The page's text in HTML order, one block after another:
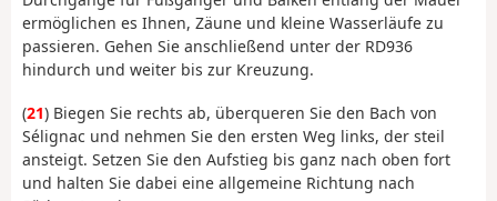
ermöglichen es Ihnen, Zäune und kleine Wasserläufe zu
passieren. Gehen Sie anschließend unter der RD936
hindurch und weiter bis zur Kreuzung.
(21) Biegen Sie rechts ab, überqueren Sie den Bach von
Sélignac und nehmen Sie den ersten Weg links, der steil
ansteigt. Setzen Sie den Aufstieg bis ganz nach oben fort
und halten Sie dabei eine allgemeine Richtung nach